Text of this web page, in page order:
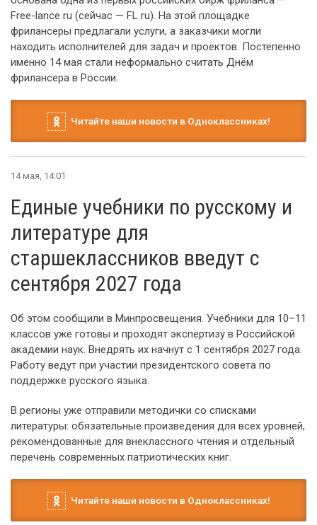
Free-lance ru (сейчас — FL ru). На этой площадке
фрилансеры предлагали услуги, а заказчики могли
находить исполнителей для задач и проектов. Постепенно
именно 14 мая стали неформально считать Днём
фрилансера в России.
Читайте наши новости в Одноклассниках!
14 мая, 14:01
Единые учебники по русскому и
литературе для
старшеклассников введут с
сентября 2027 года
Об этом сообщили в Минпросвещения. Учебники для 10–11
классов уже готовы и проходят экспертизу в Российской
академии наук. Внедрять их начнут с 1 сентября 2027 года.
Работу ведут при участии президентского совета по
поддержке русского языка.
В регионы уже отправили методички со списками
литературы: обязательные произведения для всех уровней,
рекомендованные для внеклассного чтения и отдельный
перечень современных патриотических книг.
Читайте наши новости в Одноклассниках!